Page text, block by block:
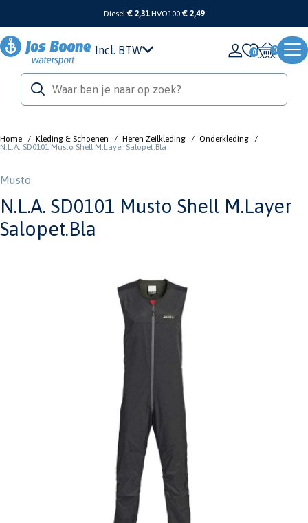
Diesel€ 2,31 HVO100 € 2,49
Incl. BTW 0
Home / Kleding & Schoenen / Heren Zeilkleding / Onderkleding /
N.L.A. SD0101 Musto Shell M.Layer Salopet.Bla
Musto
N.L.A. SD0101 Musto Shell M.Layer
Salopet.Bla